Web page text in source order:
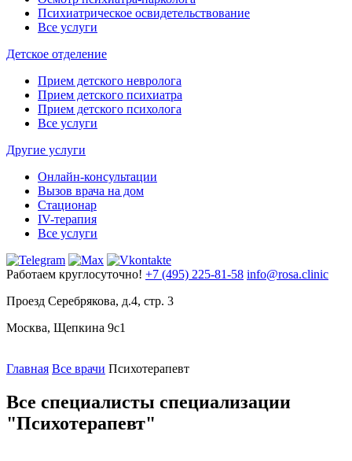
Психиатрическое освидетельствование
Все услуги
Детское отделение
Прием детского невролога
Прием детского психиатра
Прием детского психолога
Все услуги
Другие услуги
Онлайн-консультации
Вызов врача на дом
Стационар
IV-терапия
Все услуги
Работаем круглосуточно! +7 (495) 225-81-58 info@rosa.clinic
Проезд Серебрякова, д.4, стр. 3
Москва, Щепкина 9с1
Главная Все врачи Психотерапевт
Все специалисты специализации
"Психотерапевт"